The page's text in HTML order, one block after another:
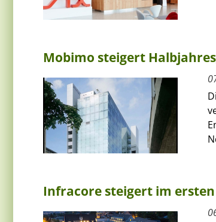
Mobimo steigert
Infracore steigert im